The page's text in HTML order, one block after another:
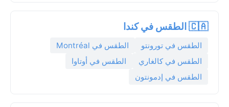
🇨🇦 الطقس في كندا
الطقس في تورونتو
الطقس في Montréal
الطقس في كالغاري
الطقس في أوتاوا
الطقس في إدمونتون